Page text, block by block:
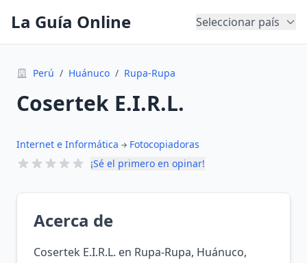
La Guía Online Seleccionar país
Perú / Huánuco / Rupa-Rupa
Cosertek E.I.R.L.
Internet e Informática
Fotocopiadoras
¡Sé el primero en opinar!
Acerca de
Cosertek E.I.R.L. en Rupa-Rupa, Huánuco,